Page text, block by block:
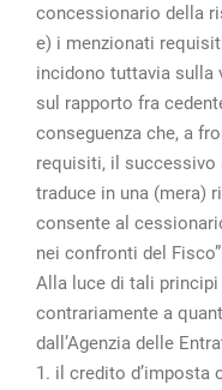
concessionario della
e) i menzionati
incidono tuttavia sulla
sul rapporto fra
conseguenza che, a
requisiti, il successivo
traduce in una (mera)
consente al
nei confronti del
Alla luce di tali
contrariamente a
dall’Agenzia delle
1. il credito d’imposta